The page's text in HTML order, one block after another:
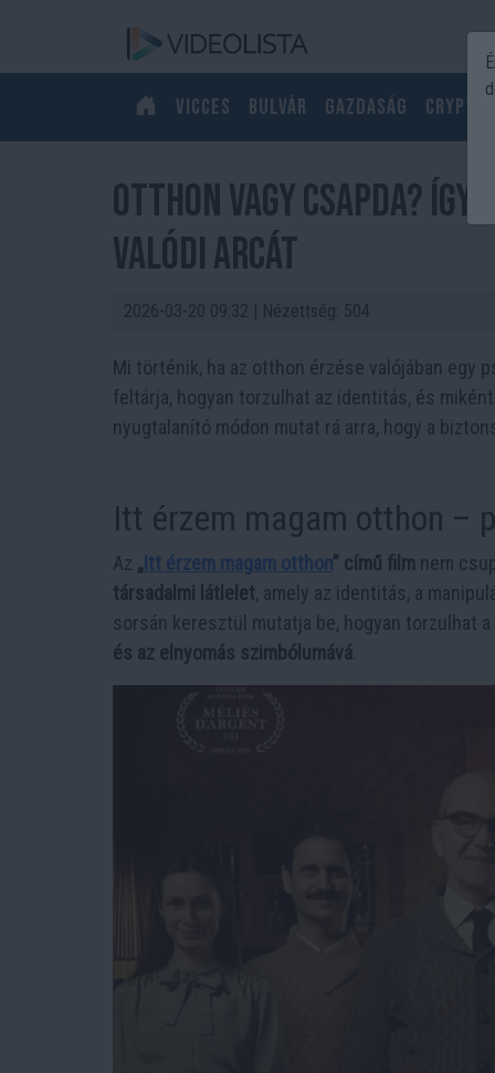
Vicces Bulvár Gazdaság Crypto
Otthon vagy csapda? Így
valódi arcát
2026-03-20 09:32 | Nézettség: 504
Mi történik, ha az otthon érzése valójában egy
feltárja, hogyan torzulhat az identitás, és
nyugtalanító módon mutat rá arra, hogy a
Itt érzem magam otthon –
Az „ Itt érzem magam otthon” című film nem
társadalmi látlelet, amely az identitás, a
sorsán keresztül mutatja be, hogyan torzulhat
és az elnyomás szimbólumává